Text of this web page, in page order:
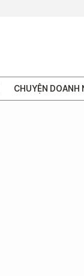
CHUYỆN DOANH